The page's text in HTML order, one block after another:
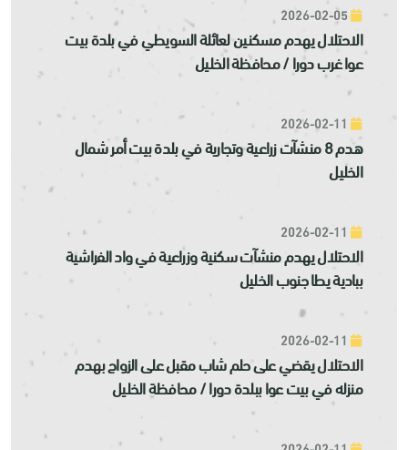
الاحتلال يهدم مسكنين لعائلة السويطي في بلدة بيت
عوا غرب دورا / محافظة الخليل
هدم 8 منشآت زراعية وتجارية في بلدة بيت أمر شمال
الخليل
الاحتلال يهدم منشآت سكنية وزراعية في واد الفراشية
ببادية يطا جنوب الخليل
الاحتلال يقضي على حلم شاب مقبل على الزواج بهدم
منزله في بيت عوا ببلدة دورا / محافظة الخليل